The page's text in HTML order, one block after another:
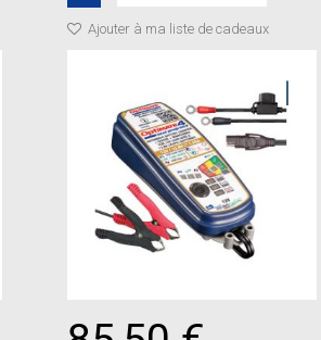
Ajouter à ma liste de cadeaux